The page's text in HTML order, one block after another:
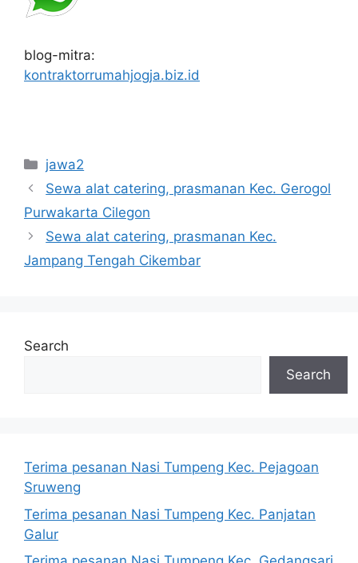
blog-mitra:
kontraktorrumahjogja.biz.id
Categories
jawa2
Sewa alat catering, prasmanan Kec. Gerogol
Purwakarta Cilegon
Sewa alat catering, prasmanan Kec.
Jampang Tengah Cikembar
Search
Search
Terima pesanan Nasi Tumpeng Kec. Pejagoan
Sruweng
Terima pesanan Nasi Tumpeng Kec. Panjatan
Galur